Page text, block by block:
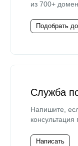
из 700+
Подобрать
Служба
Напишите,
консультация
Написать